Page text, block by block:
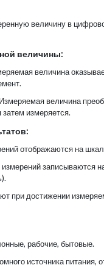
величину в
величины:
величина
Измеряемая величина
измеряется.
отображаются на
измерений записываются
при достижении
рабочие, бытовые.
источника питания,